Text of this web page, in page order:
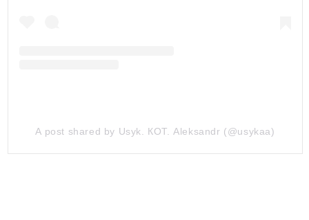
A post shared by Usyk. КОТ. Aleksandr (@usykaa)